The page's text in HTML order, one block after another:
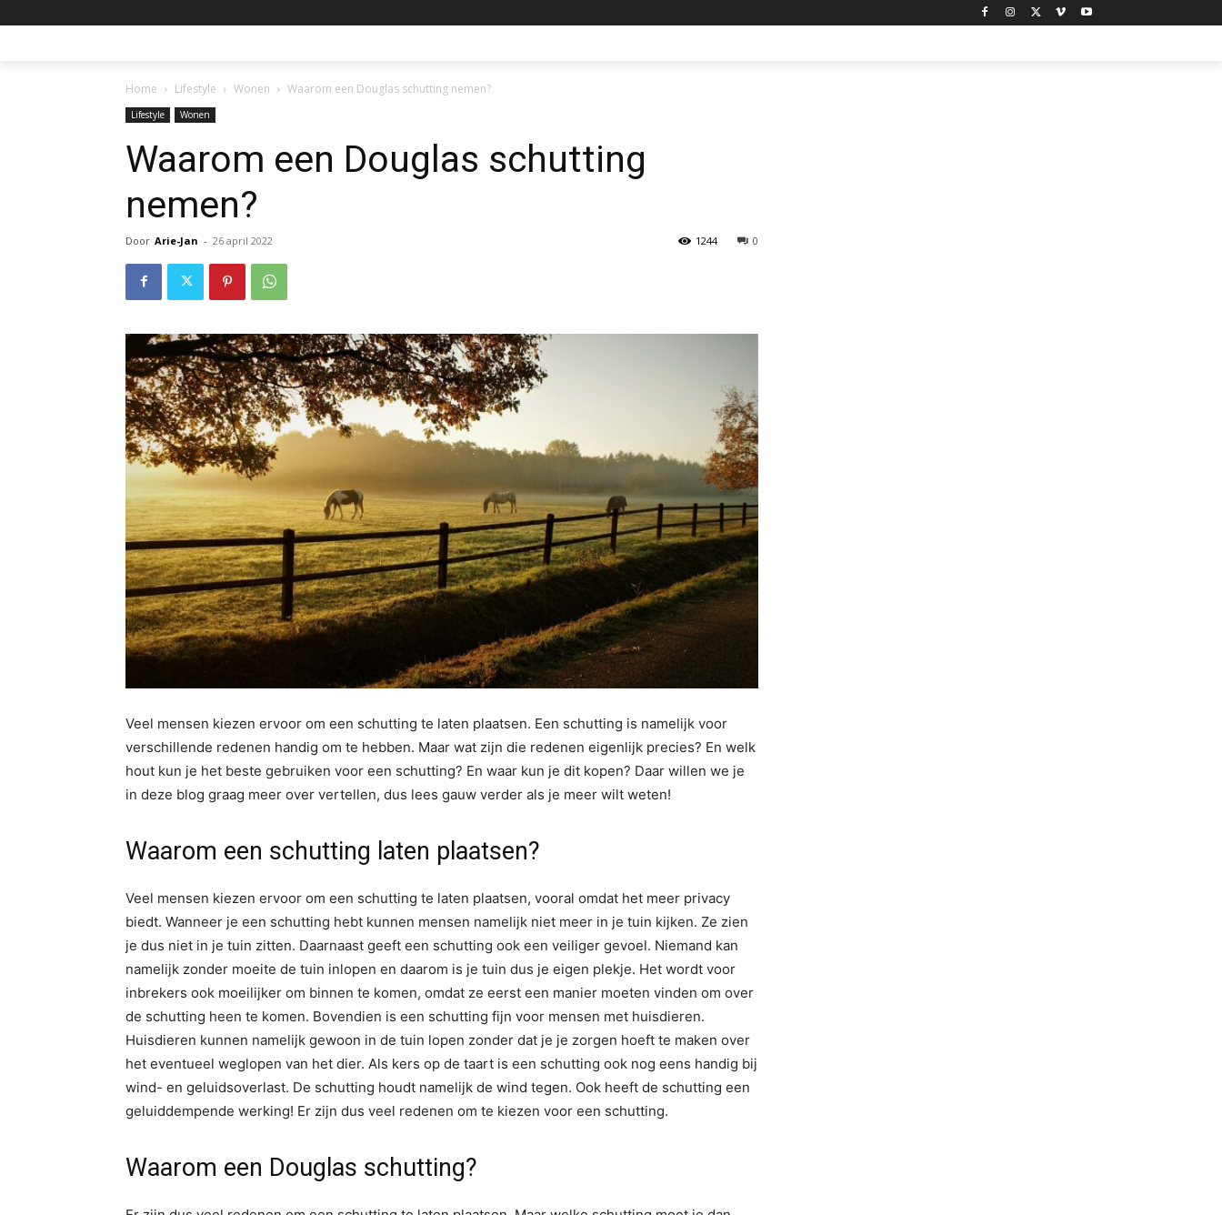
Home Lifestyle Wonen Waarom een Douglas schutting nemen?
Lifestyle Wonen
Waarom een Douglas schutting
nemen?
Door Arie-Jan - 26 april 2022 0
1244
Veel mensen kiezen ervoor om een schutting te laten plaatsen. Een schutting is namelijk voor
verschillende redenen handig om te hebben. Maar wat zijn die redenen eigenlijk precies? En welk
hout kun je het beste gebruiken voor een schutting? En waar kun je dit kopen? Daar willen we je
in deze blog graag meer over vertellen, dus lees gauw verder als je meer wilt weten!
Waarom een schutting laten plaatsen?
Veel mensen kiezen ervoor om een schutting te laten plaatsen, vooral omdat het meer privacy
biedt. Wanneer je een schutting hebt kunnen mensen namelijk niet meer in je tuin kijken. Ze zien
je dus niet in je tuin zitten. Daarnaast geeft een schutting ook een veiliger gevoel. Niemand kan
namelijk zonder moeite de tuin inlopen en daarom is je tuin dus je eigen plekje. Het wordt voor
inbrekers ook moeilijker om binnen te komen, omdat ze eerst een manier moeten vinden om over
de schutting heen te komen. Bovendien is een schutting fijn voor mensen met huisdieren.
Huisdieren kunnen namelijk gewoon in de tuin lopen zonder dat je je zorgen hoeft te maken over
het eventueel weglopen van het dier. Als kers op de taart is een schutting ook nog eens handig bij
wind- en geluidsoverlast. De schutting houdt namelijk de wind tegen. Ook heeft de schutting een
geluiddempende werking! Er zijn dus veel redenen om te kiezen voor een schutting.
Waarom een Douglas schutting?